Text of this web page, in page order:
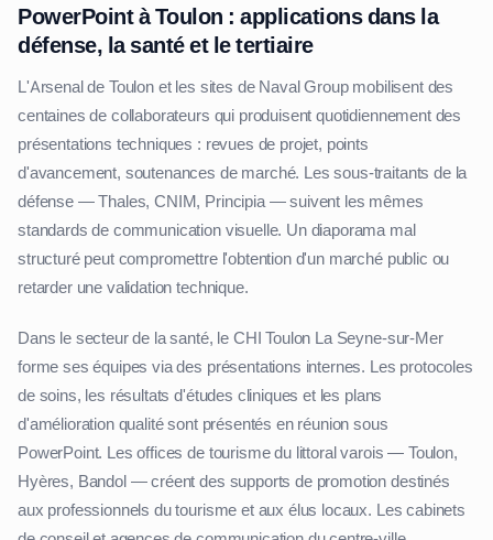
PowerPoint à Toulon : applications dans la
défense, la santé et le tertiaire
L'Arsenal de Toulon et les sites de Naval Group mobilisent des
centaines de collaborateurs qui produisent quotidiennement des
présentations techniques : revues de projet, points
d'avancement, soutenances de marché. Les sous-traitants de la
défense — Thales, CNIM, Principia — suivent les mêmes
standards de communication visuelle. Un diaporama mal
structuré peut compromettre l'obtention d'un marché public ou
retarder une validation technique.
Dans le secteur de la santé, le CHI Toulon La Seyne-sur-Mer
forme ses équipes via des présentations internes. Les protocoles
de soins, les résultats d'études cliniques et les plans
d'amélioration qualité sont présentés en réunion sous
PowerPoint. Les offices de tourisme du littoral varois — Toulon,
Hyères, Bandol — créent des supports de promotion destinés
aux professionnels du tourisme et aux élus locaux. Les cabinets